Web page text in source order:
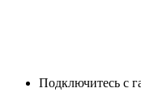
Подключитесь с